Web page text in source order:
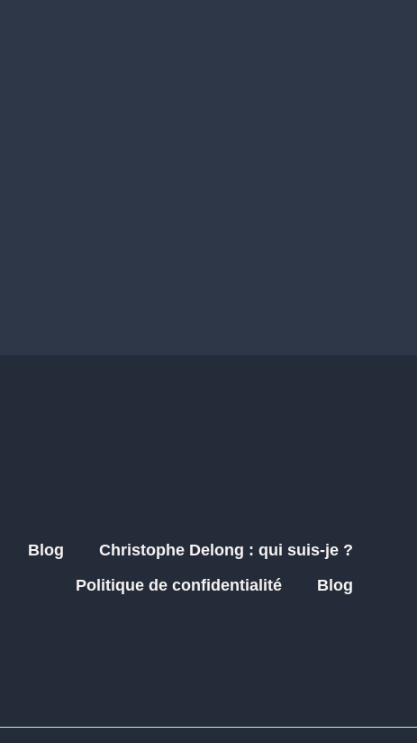
Blog
Christophe Delong : qui suis-je ?
Politique de confidentialité
Blog